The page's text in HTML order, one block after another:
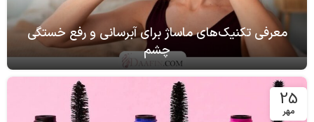
معرفی محصولات آرایشی وگان و بدون تست حیوانی
12
تیر